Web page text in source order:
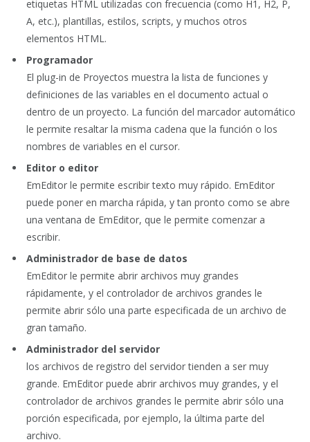
etiquetas HTML utilizadas con frecuencia (como H1, H2, P,
A, etc.), plantillas, estilos, scripts, y muchos otros
elementos HTML.
Programador
El plug-in de Proyectos muestra la lista de funciones y
definiciones de las variables en el documento actual o
dentro de un proyecto. La función del marcador automático
le permite resaltar la misma cadena que la función o los
nombres de variables en el cursor.
Editor o editor
EmEditor le permite escribir texto muy rápido. EmEditor
puede poner en marcha rápida, y tan pronto como se abre
una ventana de EmEditor, que le permite comenzar a
escribir.
Administrador de base de datos
EmEditor le permite abrir archivos muy grandes
rápidamente, y el controlador de archivos grandes le
permite abrir sólo una parte especificada de un archivo de
gran tamaño.
Administrador del servidor
los archivos de registro del servidor tienden a ser muy
grande. EmEditor puede abrir archivos muy grandes, y el
controlador de archivos grandes le permite abrir sólo una
porción especificada, por ejemplo, la última parte del
archivo.